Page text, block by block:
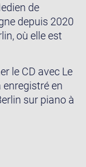
de
depuis 2020
où elle est
le CD avec Le
enregistré en
sur piano à